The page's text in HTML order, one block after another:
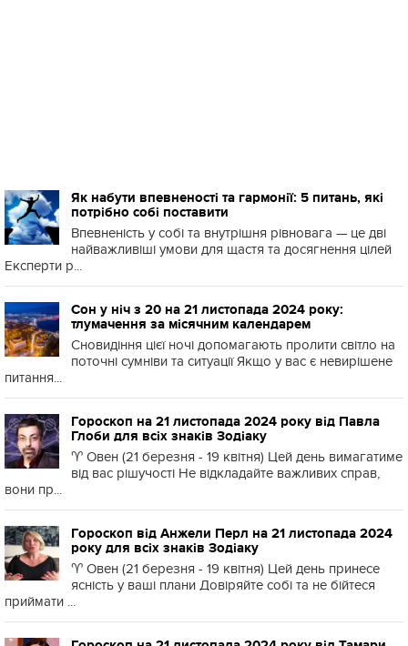
Як набути впевненості та гармонії: 5 питань, які
потрібно собі поставити
Впевненість у собі та внутрішня рівновага — це дві
найважливіші умови для щастя та досягнення цілей
Експерти р...
Сон у ніч з 20 на 21 листопада 2024 року:
тлумачення за місячним календарем
Сновидіння цієї ночі допомагають пролити світло на
поточні сумніви та ситуації Якщо у вас є невирішене
питання...
Гороскоп на 21 листопада 2024 року від Павла
Глоби для всіх знаків Зодіаку
♈️ Овен (21 березня - 19 квітня) Цей день вимагатиме
від вас рішучості Не відкладайте важливих справ,
вони пр...
Гороскоп від Анжели Перл на 21 листопада 2024
року для всіх знаків Зодіаку
♈️ Овен (21 березня - 19 квітня) Цей день принесе
ясність у ваші плани Довіряйте собі та не бійтеся
приймати ...